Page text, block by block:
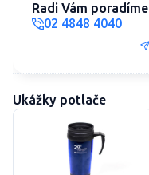
Radi Vám poradíme
02 4848 4040
Ukážky potlače